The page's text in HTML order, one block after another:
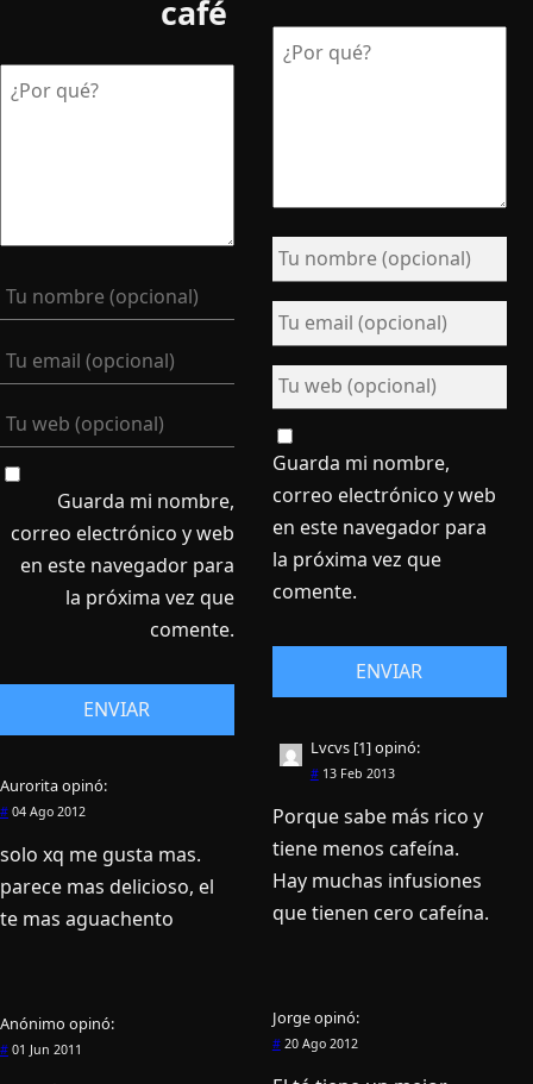
café
Guarda mi nombre,
correo electrónico y web
en este navegador para
la próxima vez que
comente.
Auroritaopinó:
# 04 Ago 2012
solo xq me gusta mas.
parece mas delicioso, el
te mas aguachento
Anónimo opinó:
# 01 Jun 2011
Guarda mi nombre,
correo electrónico y web
en este navegador para
la próxima vez que
comente.
Lvcvs [1]opinó:
#13 Feb 2013
Porque sabe más rico y
tiene menos cafeína.
Hay muchas infusiones
que tienen cero cafeína.
Jorgeopinó:
#20 Ago 2012